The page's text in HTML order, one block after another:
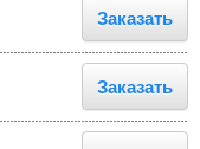
Заказать
Заказать